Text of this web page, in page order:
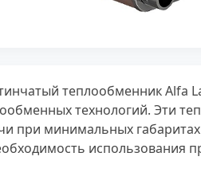
теплообменник Alfa
технологий. Эти
при минимальных
использования